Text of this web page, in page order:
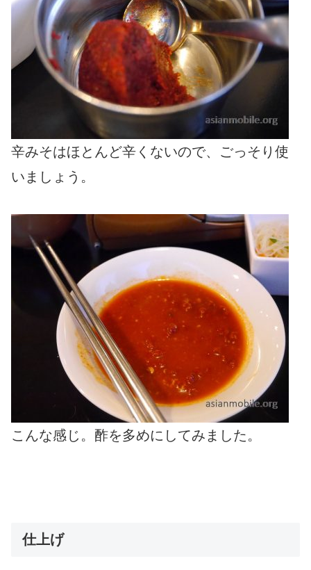
辛みそはほとんど辛くないので、ごっそり使
いましょう。
こんな感じ。酢を多めにしてみました。
仕上げ